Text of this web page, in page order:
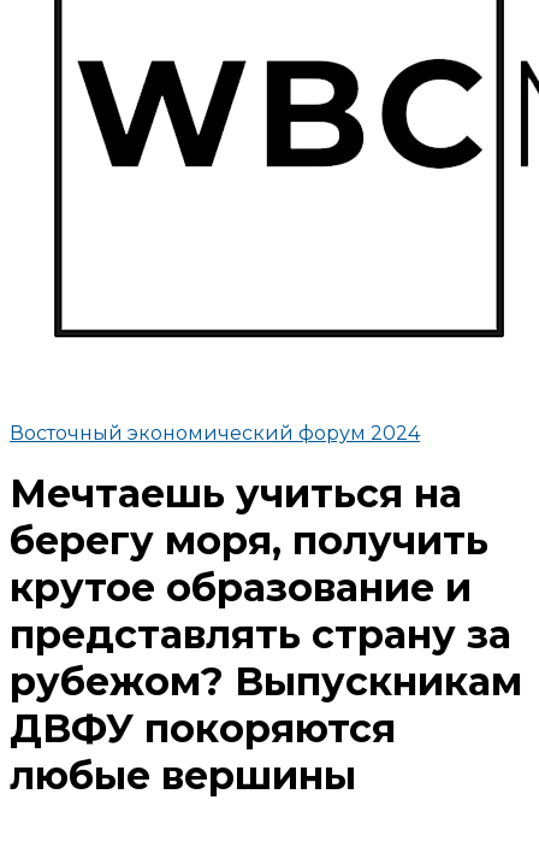
Восточный экономический форум 2024
Мечтаешь учиться на
берегу моря, получить
крутое образование и
представлять страну за
рубежом? Выпускникам
ДВФУ покоряются
любые вершины